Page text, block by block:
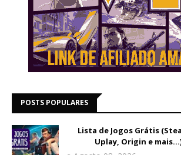
POSTS POPULARES
Lista de Jogos Grátis
Uplay, Origin e